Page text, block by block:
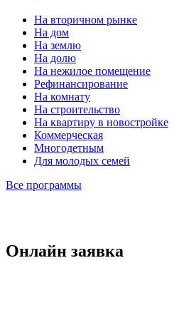
На вторичном рынке
На дом
На землю
На долю
На нежилое помещение
Рефинансирование
На комнату
На строительство
На квартиру в новостройке
Коммерческая
Многодетным
Для молодых семей
Все программы
Онлайн заявка